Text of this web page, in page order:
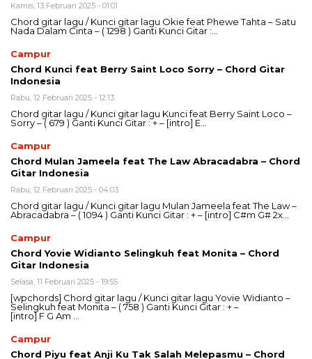
Kamis, 13 Februari 2025 - 01:01
Chord gitar lagu / Kunci gitar lagu Okie feat Phewe Tahta – Satu
Nada Dalam Cinta – ( 1298 ) Ganti Kunci Gitar :…
Campur
Chord Kunci feat Berry Saint Loco Sorry – Chord Gitar
Indonesia
Rabu, 12 Februari 2025 - 12:13
Chord gitar lagu / Kunci gitar lagu Kunci feat Berry Saint Loco –
Sorry – ( 679 ) Ganti Kunci Gitar : + – [intro] E…
Campur
Chord Mulan Jameela feat The Law Abracadabra – Chord
Gitar Indonesia
Rabu, 12 Februari 2025 - 04:03
Chord gitar lagu / Kunci gitar lagu Mulan Jameela feat The Law –
Abracadabra – ( 1094 ) Ganti Kunci Gitar : + – [intro] C#m G# 2x…
Campur
Chord Yovie Widianto Selingkuh feat Monita – Chord
Gitar Indonesia
Selasa, 11 Februari 2025 - 19:55
[wpchords] Chord gitar lagu / Kunci gitar lagu Yovie Widianto –
Selingkuh feat Monita – ( 758 ) Ganti Kunci Gitar : + –
[intro] F G Am …
Campur
Chord Piyu feat Anji Ku Tak Salah Melepasmu – Chord